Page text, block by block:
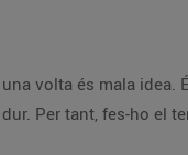
volta és mala
Per tant, fes-ho el